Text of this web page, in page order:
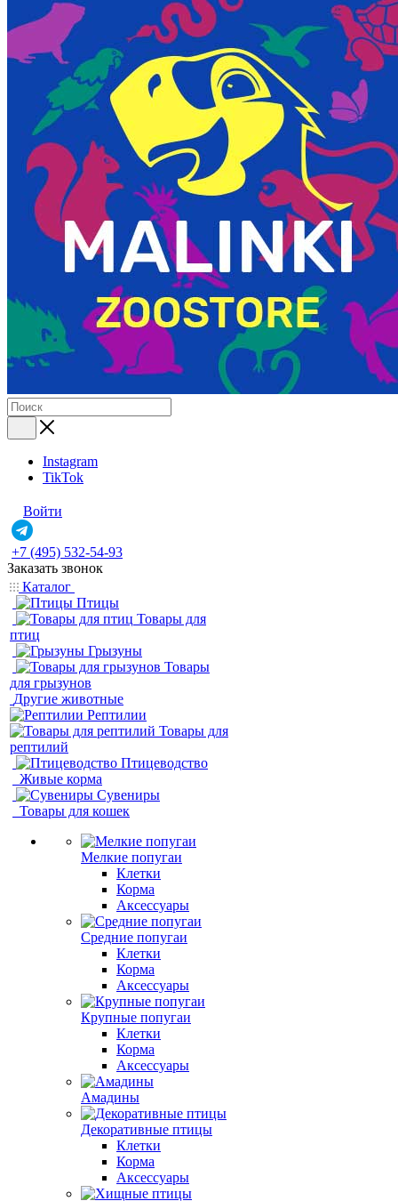
Instagram
TikTok
Войти
+7 (495) 532-54-93
Заказать звонок
Каталог
Птицы
Товары для
птиц
Грызуны
Товары
для грызунов
Другие животные
Рептилии
Товары для
рептилий
Птицеводство
Живые корма
Сувениры
Товары для кошек
Мелкие попугаи
Клетки
Корма
Аксессуары
Средние попугаи
Клетки
Корма
Аксессуары
Крупные попугаи
Клетки
Корма
Аксессуары
Амадины
Декоративные птицы
Клетки
Корма
Аксессуары